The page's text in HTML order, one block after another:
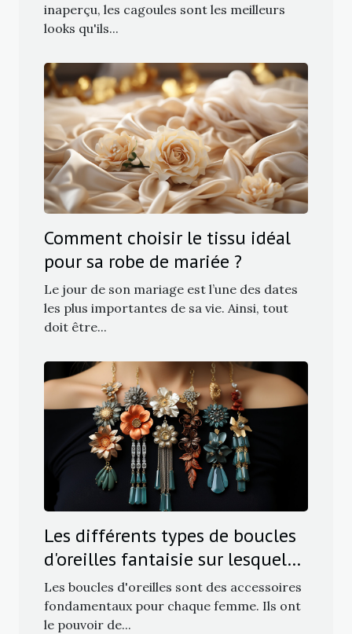
inaperçu, les cagoules sont les meilleurs
looks qu'ils...
Comment choisir le tissu idéal
pour sa robe de mariée ?
Le jour de son mariage est l’une des dates
les plus importantes de sa vie. Ainsi, tout
doit être...
Les différents types de boucles
d'oreilles fantaisie sur lesquels
miser
Les boucles d'oreilles sont des accessoires
fondamentaux pour chaque femme. Ils ont
le pouvoir de...